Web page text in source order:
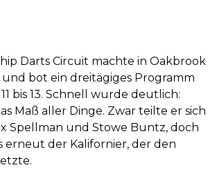
Darts Circuit machte in Oakbrook
und bot ein dreitägiges Programm
bis 13. Schnell wurde deutlich:
Maß aller Dinge. Zwar teilte er sich
Spellman und Stowe Buntz, doch
erneut der Kalifornier, der den